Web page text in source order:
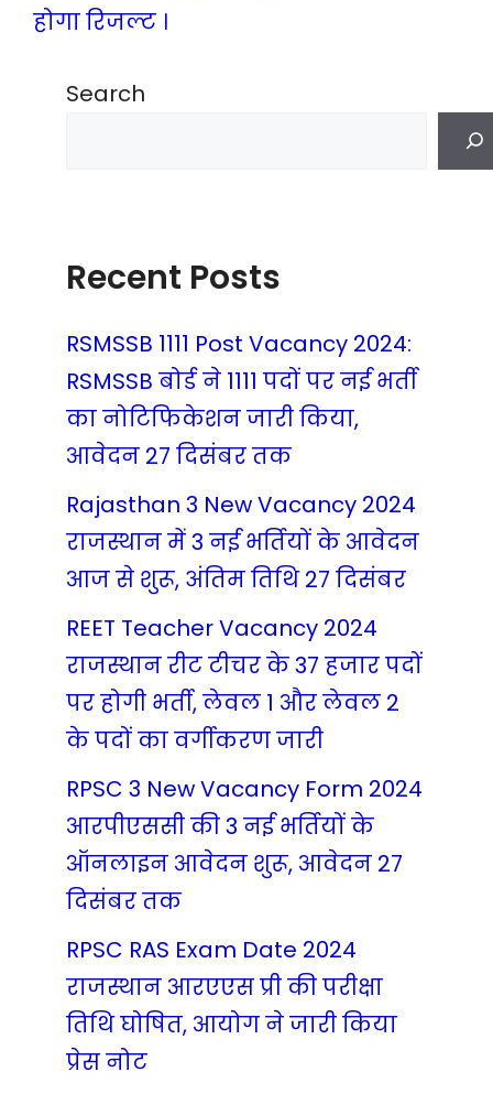
होगा रिजल्ट ।
Search
Recent Posts
RSMSSB 1111 Post Vacancy 2024:
RSMSSB बोर्ड ने 1111 पदों पर नई भर्ती
का नोटिफिकेशन जारी किया,
आवेदन 27 दिसंबर तक
Rajasthan 3 New Vacancy 2024
राजस्थान में 3 नई भर्तियों के आवेदन
आज से शुरू, अंतिम तिथि 27 दिसंबर
REET Teacher Vacancy 2024
राजस्थान रीट टीचर के 37 हजार पदों
पर होगी भर्ती, लेवल 1 और लेवल 2
के पदों का वर्गीकरण जारी
RPSC 3 New Vacancy Form 2024
आरपीएससी की 3 नई भर्तियों के
ऑनलाइन आवेदन शुरू, आवेदन 27
दिसंबर तक
RPSC RAS Exam Date 2024
राजस्थान आरएएस प्री की परीक्षा
तिथि घोषित, आयोग ने जारी किया
प्रेस नोट